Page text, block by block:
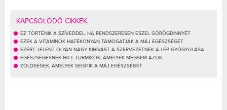
KAPCSOLÓDÓ CIKKEK
EZ TÖRTÉNIK A SZÍVEDDEL, HA RENDSZERESEN ESZEL GÖRÖGDINNYÉT
EZEK A VITAMINOK HATÉKONYAN TÁMOGATJÁK A MÁJ EGÉSZSÉGÉT
EZÉRT JELENT OLYAN NAGY KIHÍVÁST A SZERVEZETNEK A LÉP GYÓGYULÁSA
EGÉSZSÉGESNEK HITT TURMIXOK, AMELYEK MÉGSEM AZOK
ZÖLDSÉGEK, AMELYEK SEGÍTIK A MÁJ EGÉSZSÉGÉT